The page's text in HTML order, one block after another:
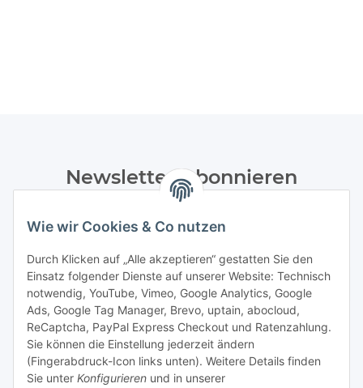
Wie wir Cookies & Co nutzen
Durch Klicken auf „Alle akzeptieren“ gestatten Sie den
Einsatz folgender Dienste auf unserer Website: Technisch
notwendig, YouTube, Vimeo, Google Analytics, Google
Ads, Google Tag Manager, Brevo, uptain, abocloud,
ReCaptcha, PayPal Express Checkout und Ratenzahlung.
Sie können die Einstellung jederzeit ändern
(Fingerabdruck-Icon links unten). Weitere Details finden
Sie unter Konfigurieren und in unserer
Newsletter Abonnieren
Datenschutzerklärungregelmäßig und jederzeit widerruflich
Abonnieren
Newsletter Abonnieren
Gesetzliche Informationen